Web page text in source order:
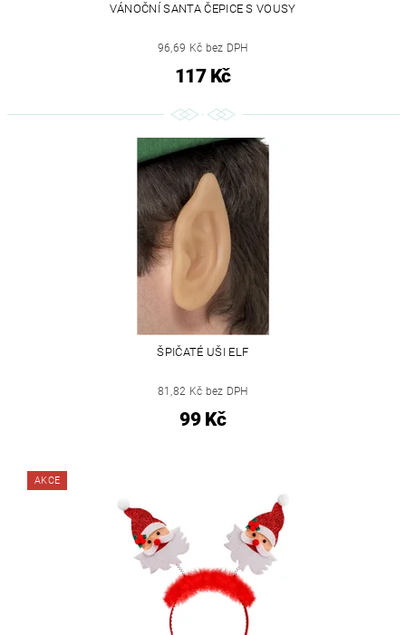
VÁNOČNÍ SANTA ČEPICE S VOUSY
96,69 Kč bez DPH
117 Kč
ŠPIČATÉ UŠI ELF
81,82 Kč bez DPH
99 Kč
AKCE